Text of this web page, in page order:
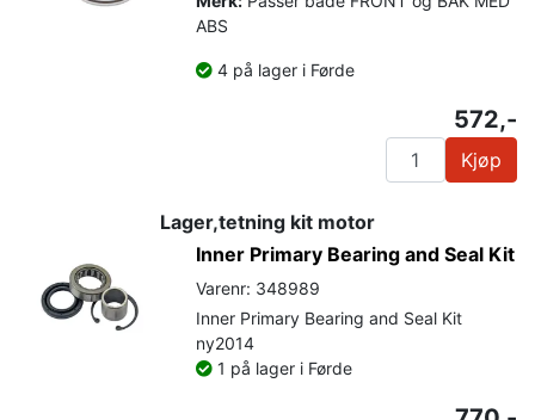
ABS
4 på lager i Førde
572,-
Kjøp
Lager,tetning kit motor
Inner Primary Bearing and Seal Kit
Varenr: 348989
Inner Primary Bearing and Seal Kit
ny2014
1 på lager i Førde